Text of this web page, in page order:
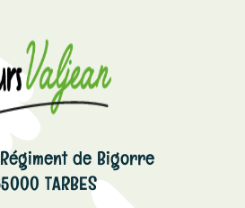
de Bigorre
TARBES